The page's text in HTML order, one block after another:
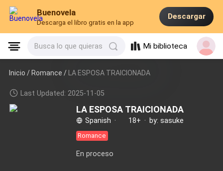
Buenovela
Descarga el libro gratis en la app
Descargar
Busca lo que quieras Mi biblioteca
Inicio /Romance / LA ESPOSA TRAICIONADA
Last Updated: 2025-11-05
LA ESPOSA TRAICIONADA
Spanish · 18+ · by: sasuke
Romance
En proceso